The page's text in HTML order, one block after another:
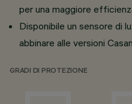
per una maggiore
Disponibile un sensore di
abbinare alle versioni
GRADI DI PROTEZIONE